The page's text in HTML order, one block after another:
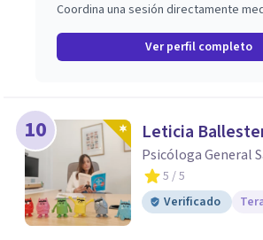
Coordina una sesión directamente
Ver perfil completo
10 Leticia
Psicóloga General
5 / 5
Verificado